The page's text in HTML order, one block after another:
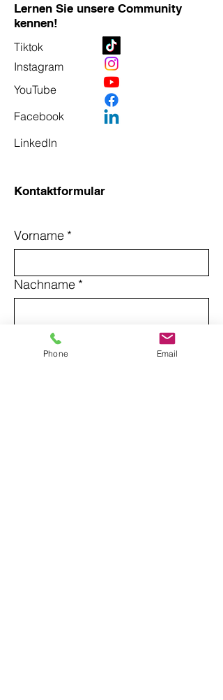
Lernen Sie unsere Community
kennen!
Tiktok
Instagram
YouTube
Facebook
LinkedIn
Kontaktformular
Vorname *
Nachname *
*
Phone Email